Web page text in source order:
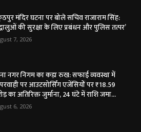
मंदिर घटना पर बोले सचिव राजाराम सिंह:
की सुरक्षा के लिए प्रबंधन और पुलिस तत्पर’
7, 2026
नगर निगम का कड़ा रुख: सफाई व्यवस्था में
पर आउटसोर्सिंग एजेंसियों पर ₹18.59
का अतिरिक्त जुर्माना, 24 घंटे में राशि जमा...
6, 2026